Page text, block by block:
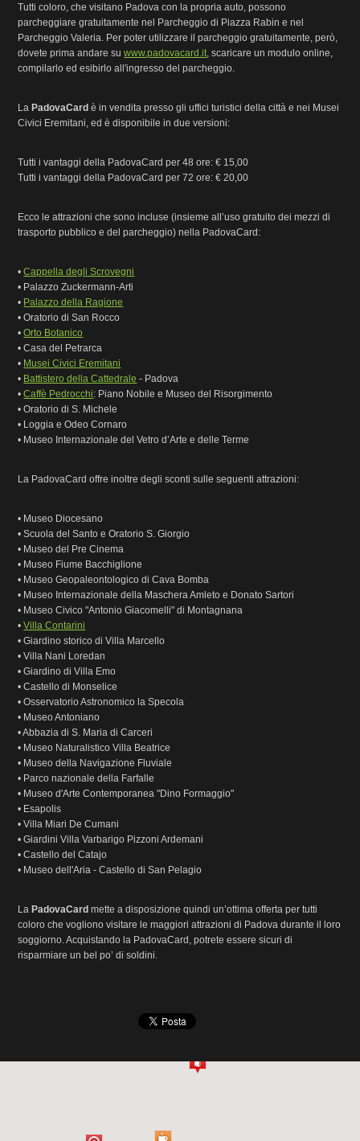
Tutti coloro, che visitano Padova con la propria auto, possono
parcheggiare gratuitamente nel Parcheggio di Piazza Rabin e nel
Parcheggio Valeria. Per poter utilizzare il parcheggio gratuitamente, però,
dovete prima andare suwww.padovacard.it, scaricare un modulo online,
compilarlo ed esibirlo all'ingresso del parcheggio.
La PadovaCard è in vendita presso gli uffici turistici della città e nei Musei
Civici Eremitani, ed è disponibile in due versioni:
Tutti i vantaggi della PadovaCard per 48 ore: € 15,00
Tutti i vantaggi della PadovaCard per 72 ore: € 20,00
Ecco le attrazioni che sono incluse (insieme all’uso gratuito dei mezzi di
trasporto pubblico e del parcheggio) nella PadovaCard:
•Cappella degli Scrovegni
• Palazzo Zuckermann-Arti
• Palazzo della Ragione
• Oratorio di San Rocco
•Orto Botanico
• Casa del Petrarca
• Musei Civici Eremitani
• Battistero della Cattedrale - Padova
•Caffè Pedrocchi: Piano Nobile e Museo del Risorgimento
• Oratorio di S. Michele
• Loggia e Odeo Cornaro
• Museo Internazionale del Vetro d’Arte e delle Terme
La PadovaCard offre inoltre degli sconti sulle seguenti attrazioni:
• Museo Diocesano
• Scuola del Santo e Oratorio S. Giorgio
• Museo del Pre Cinema
• Museo Fiume Bacchiglione
• Museo Geopaleontologico di Cava Bomba
• Museo Internazionale della Maschera Amleto e Donato Sartori
• Museo Civico "Antonio Giacomelli" di Montagnana
•Villa Contarini
• Giardino storico di Villa Marcello
• Villa Nani Loredan
• Giardino di Villa Emo
• Castello di Monselice
• Osservatorio Astronomico la Specola
• Museo Antoniano
• Abbazia di S. Maria di Carceri
• Museo Naturalistico Villa Beatrice
• Museo della Navigazione Fluviale
• Parco nazionale della Farfalle
• Museo d'Arte Contemporanea "Dino Formaggio"
• Esapolis
• Villa Miari De Cumani
• Giardini Villa Varbarigo Pizzoni Ardemani
• Castello del Catajo
• Museo dell'Aria - Castello di San Pelagio
La PadovaCard mette a disposizione quindi un’ottima offerta per tutti
coloro che vogliono visitare le maggiori attrazioni di Padova durante il loro
soggiorno. Acquistando la PadovaCard, potrete essere sicuri di
risparmiare un bel po’ di soldini.